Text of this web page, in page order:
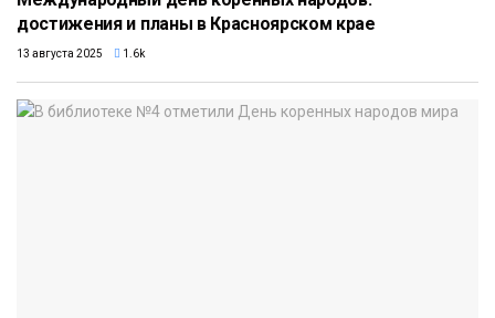
достижения и планы в Красноярском крае
13 августа 2025 1.6k